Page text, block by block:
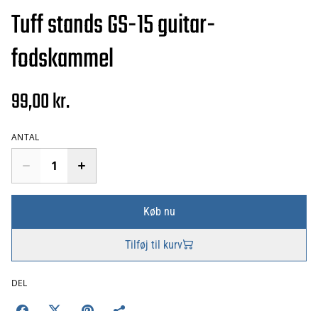
Tuff stands GS-15 guitar-
fodskammel
99,00 kr.
ANTAL
Køb nu
Tilføj til kurv
DEL